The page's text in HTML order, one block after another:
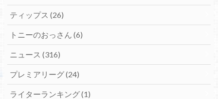
ティップス (26)
トニーのおっさん (6)
ニュース (316)
プレミアリーグ(24)
ライターランキング(1)